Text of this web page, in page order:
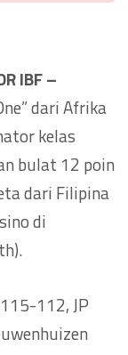
IBF –
dari Afrika
kelas
bulat 12 poin
dari Filipina
di
112, JP